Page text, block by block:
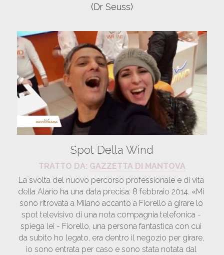
(Dr Seuss)
Spot Della Wind
TRATTO DA: GAZZETTA DI MANTOVA​
La svolta del nuovo percorso professionale e di vita
della Alario ha una data precisa: 8 febbraio 2014. «Mi
sono ritrovata a Milano accanto a Fiorello a girare lo
spot televisivo di una nota compagnia telefonica -
spiega lei - Fiorello, una persona fantastica con cui
da subito ho legato, era dentro il negozio per girare,
io sono entrata per caso e sono stata notata dal